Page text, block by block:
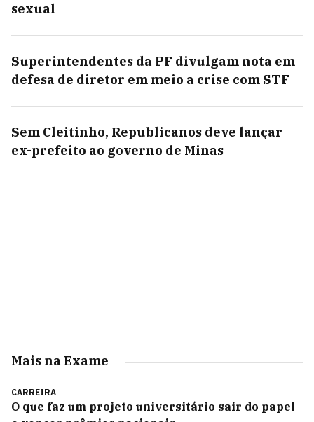
sexual
Superintendentes da PF divulgam nota em
defesa de diretor em meio a crise com STF
Sem Cleitinho, Republicanos deve lançar
ex-prefeito ao governo de Minas
Mais na Exame
CARREIRA
O que faz um projeto universitário sair do papel